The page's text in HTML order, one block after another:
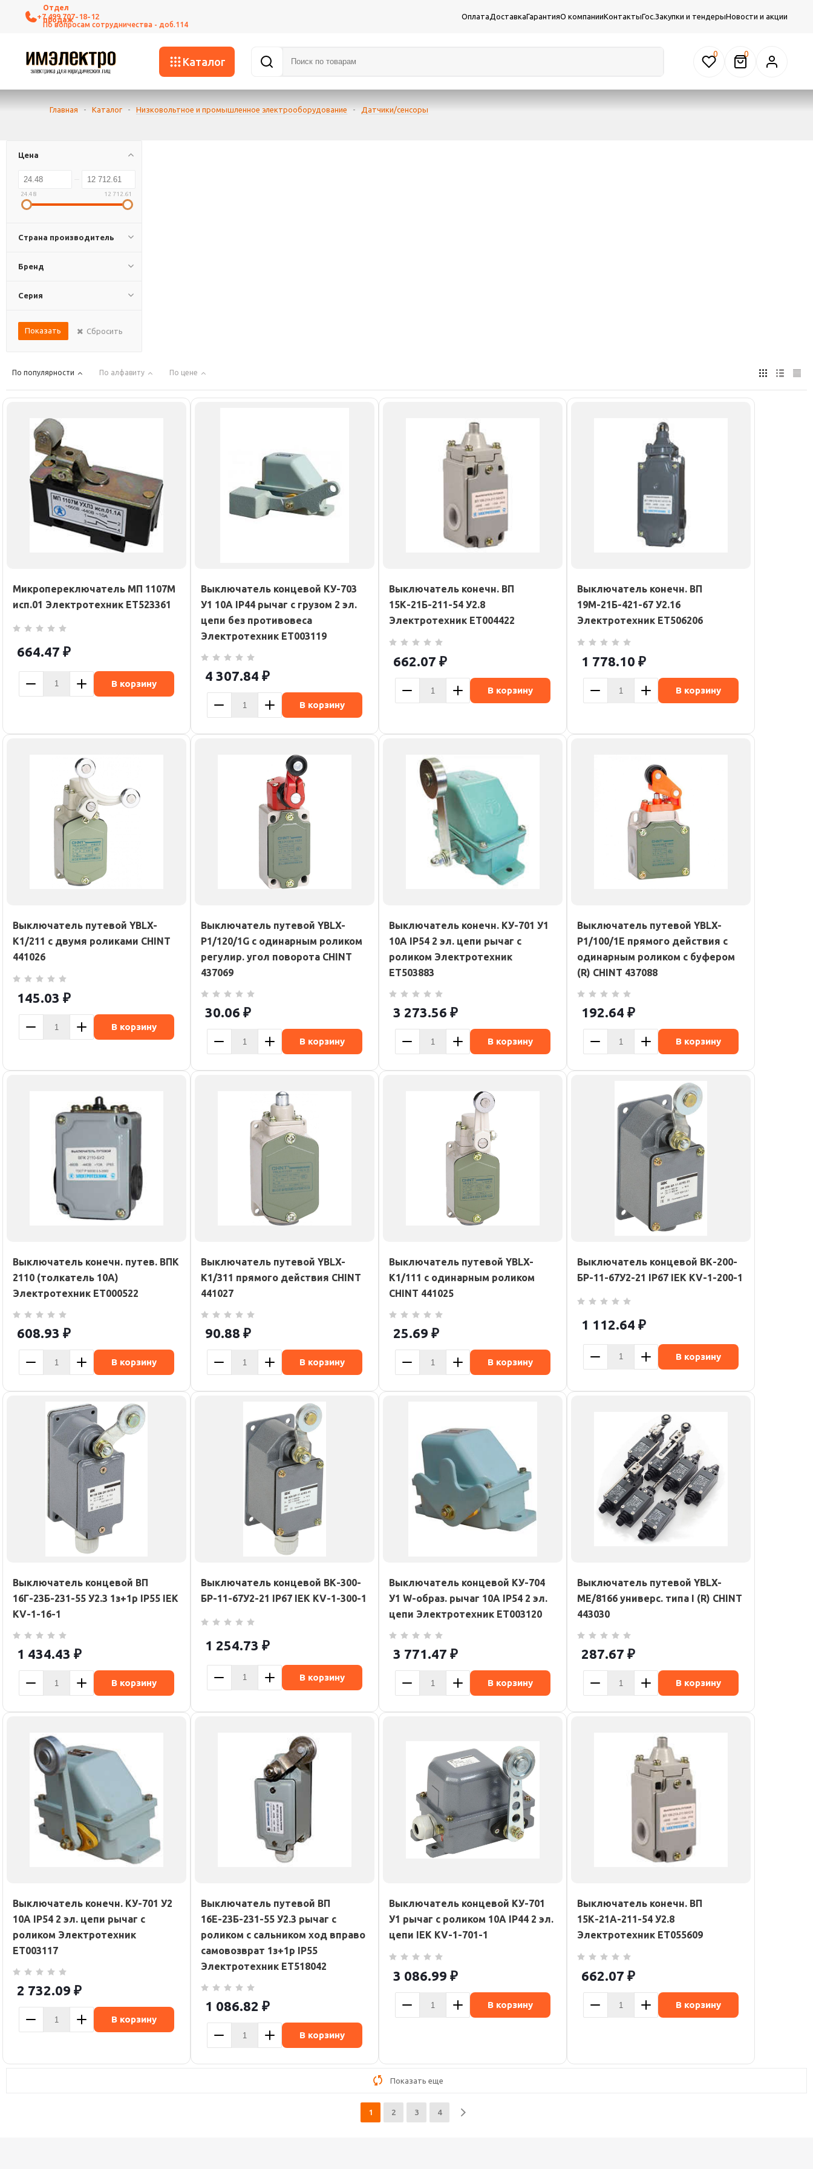
+7 499 707-18-12 ОплатаДоставкаГарантияО компанииКонтактыГос.Закупки и тендерыНовости и акции
Каталог
0
Главная - Каталог - Низковольтное и промышленное электрооборудование - Датчики/сенсоры
Цена
24.48 12 712.61
Страна производитель
Бренд
Серия
Показать Сбросить
По популярности По алфавиту По цене
Микропереключатель МП 1107М
исп.01 Электротехник ET523361
664.47 ₽
В корзину
Выключатель концевой КУ-703
У1 10А IP44 рычаг с грузом 2 эл.
цепи без противовеса
Электротехник ET003119
4 307.84 ₽
В корзину
Выключатель конечн. ВП
15К-21Б-211-54 У2.8
Электротехник ET004422
662.07 ₽
В корзину
Выключатель конечн. ВП
19М-21Б-421-67 У2.16
Электротехник ET506206
1 778.10 ₽
В корзину
Выключатель путевой YBLX-
K1/211 с двумя роликами CHINT
441026
145.03 ₽
В корзину
Выключатель путевой YBLX-
P1/120/1G с одинарным роликом
регулир. угол поворота CHINT
437069
30.06 ₽
В корзину
Выключатель конечн. КУ-701 У1
10А IP54 2 эл. цепи рычаг с
роликом Электротехник
ET503883
3 273.56 ₽
В корзину
Выключатель путевой YBLX-
P1/100/1E прямого действия с
одинарным роликом с буфером
(R) CHINT 437088
192.64 ₽
В корзину
Выключатель конечн. путев. ВПК
2110 (толкатель 10A)
Электротехник ET000522
608.93 ₽
В корзину
Выключатель путевой YBLX-
K1/311 прямого действия CHINT
441027
90.88 ₽
В корзину
Выключатель путевой YBLX-
K1/111 с одинарным роликом
CHINT 441025
25.69 ₽
В корзину
Выключатель концевой ВК-200-
БР-11-67У2-21 IP67 IEK KV-1-200-1
1 112.64 ₽
В корзину
Выключатель концевой ВП
16Г-23Б-231-55 У2.3 1з+1р IP55 IEK
KV-1-16-1
1 434.43 ₽
В корзину
Выключатель концевой ВК-300-
БР-11-67У2-21 IP67 IEK KV-1-300-1
1 254.73 ₽
В корзину
Выключатель концевой КУ-704
У1 W-образ. рычаг 10А IP54 2 эл.
цепи Электротехник ET003120
3 771.47 ₽
В корзину
Выключатель путевой YBLX-
ME/8166 универс. типа I (R) CHINT
443030
287.67 ₽
В корзину
Выключатель конечн. КУ-701 У2
10А IP54 2 эл. цепи рычаг с
роликом Электротехник
ET003117
2 732.09 ₽
В корзину
Выключатель путевой ВП
16Е-23Б-231-55 У2.3 рычаг с
роликом с сальником ход вправо
самовозврат 1з+1р IP55
Электротехник ET518042
1 086.82 ₽
В корзину
Выключатель концевой КУ-701
У1 рычаг с роликом 10А IP44 2 эл.
цепи IEK KV-1-701-1
3 086.99 ₽
В корзину
Выключатель конечн. ВП
15К-21А-211-54 У2.8
Электротехник ET055609
662.07 ₽
В корзину
Показать еще
1 2 3 4